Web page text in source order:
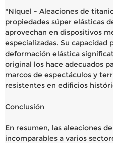
*Níquel - Aleaciones de
propiedades súper elásticas
aprovechan en dispositivos
especializadas. Su capacidad
deformación elástica
original los hace adecuados
marcos de espectáculos y
resistentes en edificios
Conclusión
En resumen, las aleaciones
incomparables a varios